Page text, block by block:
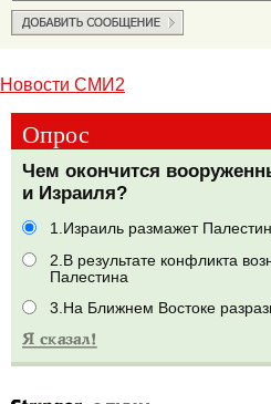
Новости СМИ2
Опрос
Чем окончится
и Израиля?
1.Израиль размажет
2.В результате конфликта
Палестина
3.На Ближнем Востоке